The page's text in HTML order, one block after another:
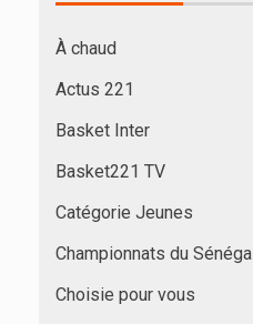
À chaud
Actus 221
Basket Inter
Basket221 TV
Catégorie Jeunes
Championnats du Sénégal
Choisie pour vous